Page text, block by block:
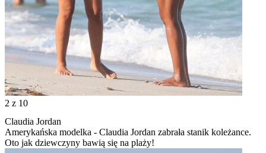
2 z 10
Claudia Jordan
Amerykańska modelka - Claudia Jordan zabrała stanik koleżance.
Oto jak dziewczyny bawią się na plaży!